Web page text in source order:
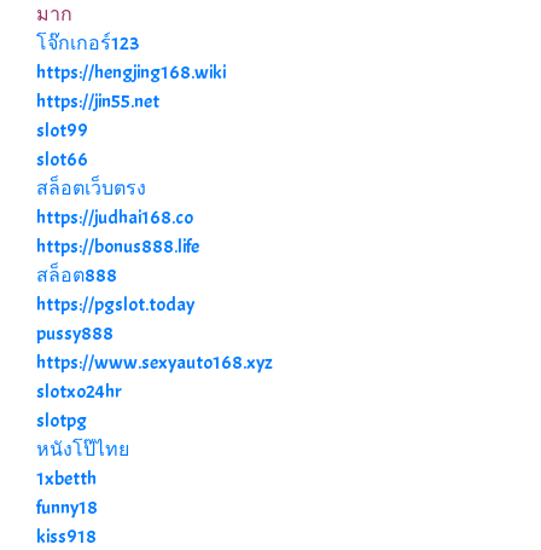
มาก
โจ๊กเกอร์123
https://hengjing168.wiki
https://jin55.net
slot99
slot66
สล็อตเว็บตรง
https://judhai168.co
https://bonus888.life
สล็อต888
https://pgslot.today
pussy888
https://www.sexyauto168.xyz
slotxo24hr
slotpg
หนังโป๊ไทย
1xbetth
funny18
kiss918